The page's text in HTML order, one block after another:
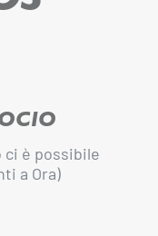
ci è possibile
a Ora)